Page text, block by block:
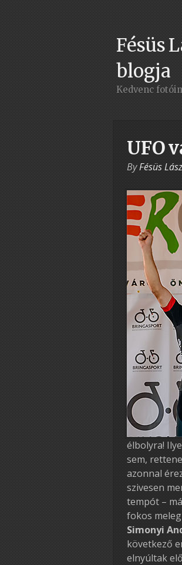
Fésüs
blogja
Kedvenc
UFO
ByFésüs
élbolyra!
sem,
azonnal
szivesen
tempót –
fokos
Simonyi
következő
elnyúltak